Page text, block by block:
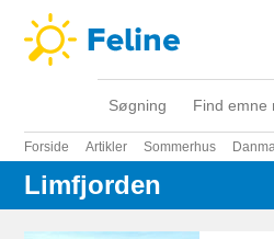
Søgning Find emne
Forside Artikler Sommerhus
Limfjorden